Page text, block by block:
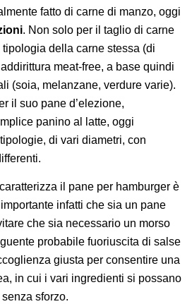
fatto di carne di manzo, oggi
. Non solo per il taglio di carne
della carne stessa (di
meat-free, a base quindi
(soia, melanzane, verdure varie).
il suo pane d’elezione,
panino al latte, oggi
di vari diametri, con
il pane per hamburger è
infatti che sia un pane
che sia necessario un morso
probabile fuoriuscita di salse
giusta per consentire una
in cui i vari ingredienti si possano
sforzo.